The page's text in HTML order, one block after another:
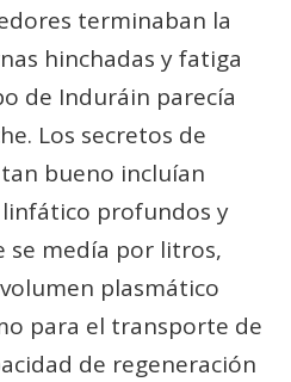
terminaban la
hinchadas y fatiga
de Induráin parecía
Los secretos de
bueno incluían
profundos y
se medía por litros,
plasmático
para el transporte de
de regeneración